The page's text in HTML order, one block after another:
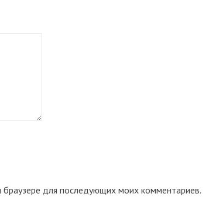
для последующих моих комментариев.